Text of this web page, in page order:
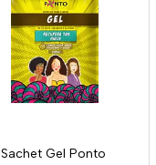
Sachet Gel Ponto